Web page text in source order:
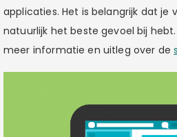
applicaties. Het is belangrijk dat je
natuurlijk het beste gevoel bij
meer informatie en uitleg over de